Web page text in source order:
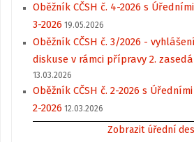
Oběžník CČSH č. 4-2026 s
3-2026 19.05.2026
Oběžník CČSH č. 3/2026 -
diskuse v rámci přípravy 2.
13.03.2026
Oběžník CČSH č. 2-2026 s
2-2026 12.03.2026
Zobrazit úřední